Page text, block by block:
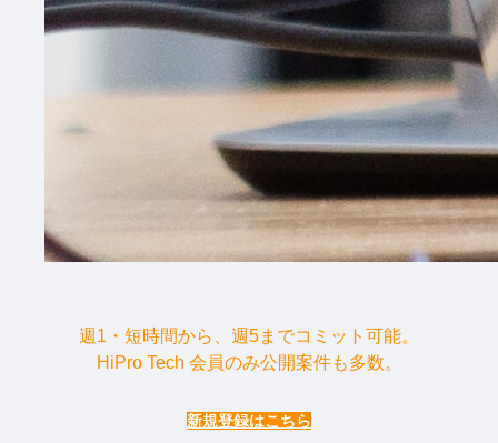
週1・短時間から、週5までコミット可能。
HiPro Tech 会員のみ公開案件も多数。
新規登録はこちら